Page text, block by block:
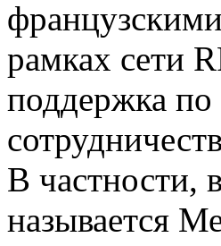
рамках сети
поддержка по
В частности,
называется